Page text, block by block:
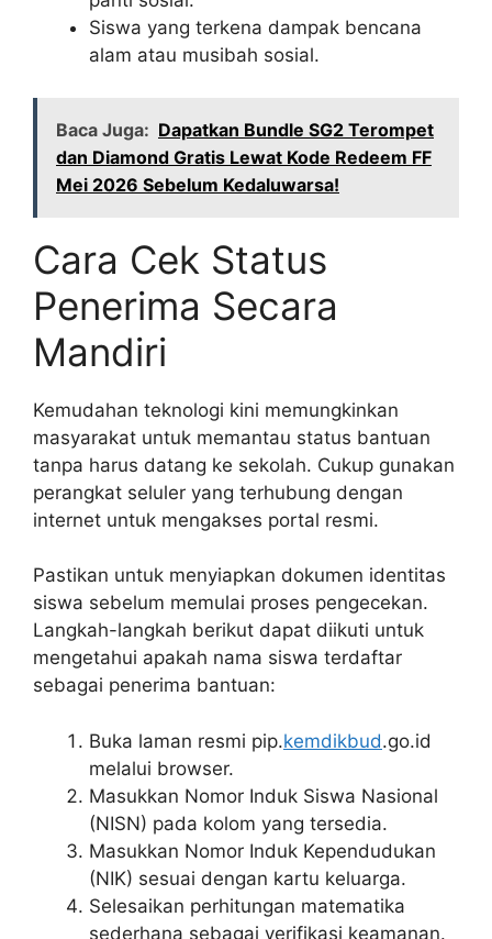
Siswa yang terkena dampak bencana
alam atau musibah sosial.
Baca Juga: Dapatkan Bundle SG2 Terompet
dan Diamond Gratis Lewat Kode Redeem FF
Mei 2026 Sebelum Kedaluwarsa!
Cara Cek Status
Penerima Secara
Mandiri
Kemudahan teknologi kini memungkinkan
masyarakat untuk memantau status bantuan
tanpa harus datang ke sekolah. Cukup gunakan
perangkat seluler yang terhubung dengan
internet untuk mengakses portal resmi.
Pastikan untuk menyiapkan dokumen identitas
siswa sebelum memulai proses pengecekan.
Langkah-langkah berikut dapat diikuti untuk
mengetahui apakah nama siswa terdaftar
sebagai penerima bantuan:
Buka laman resmi pip.kemdikbud.go.id
melalui browser.
Masukkan Nomor Induk Siswa Nasional
(NISN) pada kolom yang tersedia.
Masukkan Nomor Induk Kependudukan
(NIK) sesuai dengan kartu keluarga.
Selesaikan perhitungan matematika
sederhana sebagai verifikasi keamanan.